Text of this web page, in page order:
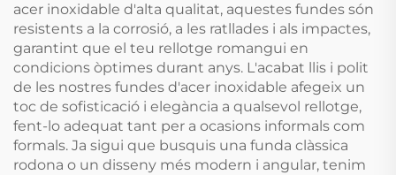
acer inoxidable d'alta qualitat, aquestes fundes són
resistents a la corrosió, a les ratllades i als impactes,
garantint que el teu rellotge romangui en
condicions òptimes durant anys. L'acabat llis i polit
de les nostres fundes d'acer inoxidable afegeix un
toc de sofisticació i elegància a qualsevol rellotge,
fent-lo adequat tant per a ocasions informals com
formals. Ja sigui que busquis una funda clàssica
rodona o un disseny més modern i angular, tenim